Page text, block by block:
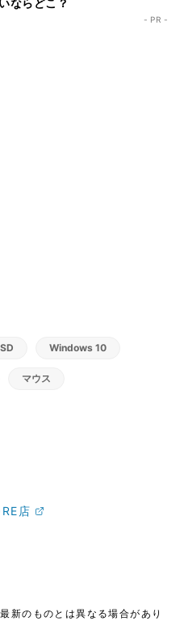
ならどこ？
- PR -
Windows 10
マウス
店
新のものとは異なる場合があり